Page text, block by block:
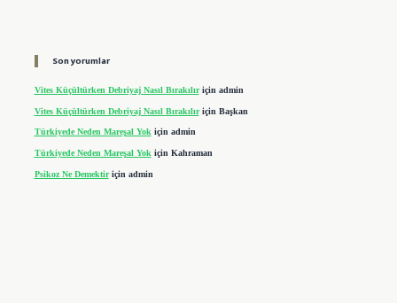
Son yorumlar
Vites Küçültürken Debriyaj Nasıl Bırakılıriçin admin
Vites Küçültürken Debriyaj Nasıl Bırakılıriçin Başkan
Türkiyede Neden Mareşal Yokiçin admin
Türkiyede Neden Mareşal Yok için Kahraman
Psikoz Ne Demektiriçin admin